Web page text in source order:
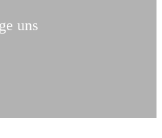
uns